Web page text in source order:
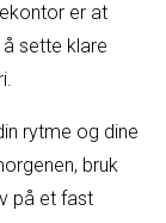
er at
sette klare
rytme og dine
bruk
på et fast